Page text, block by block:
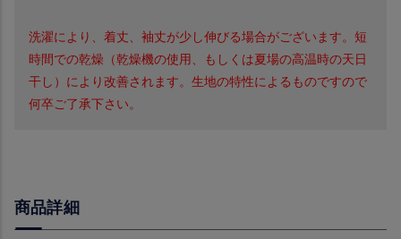
洗濯により、着丈、袖丈が少し伸びる場合がございます。短
時間での乾燥（乾燥機の使用、もしくは夏場の高温時の天日
干し）により改善されます。生地の特性によるものですので
何卒ご了承下さい。
商品詳細